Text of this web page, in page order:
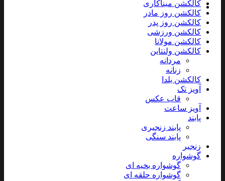
کالکشن میناکاری
کالکشن روز مادر
کالکشن روز پدر
کالکشن ورزشی
کالکشن مولانا
کالکشن ولنتاین
مردانه
زنانه
کالکشن یلدا
آویز تک
قاب عکس
آویز ساعت
پابند
پابند زنجیری
پابند سنگی
زنجیر
گوشواره
گوشواره بخیه ای
گوشواره حلقه ای